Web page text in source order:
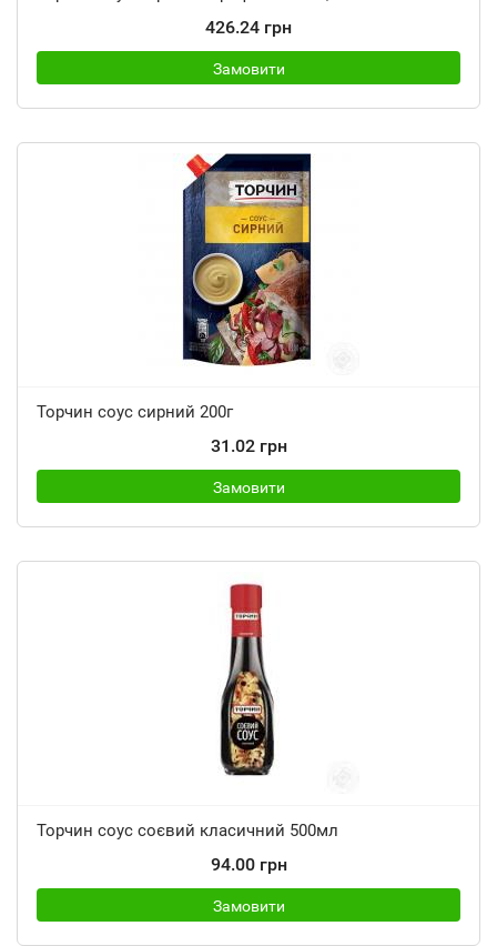
426.24 грн
Замовити
Торчин соус сирний 200г
31.02 грн
Замовити
Торчин соус соєвий класичний 500мл
94.00 грн
Замовити